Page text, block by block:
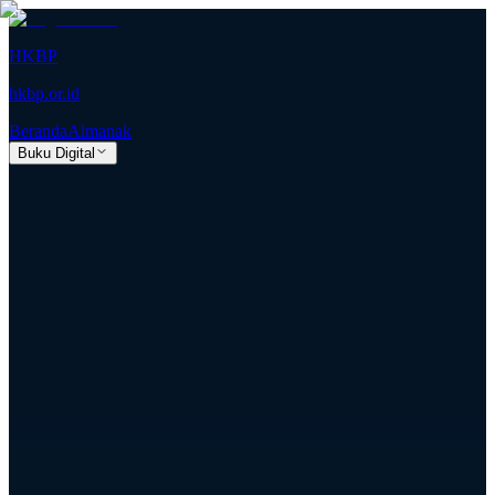
HKBP
hkbp.or.id
BerandaAlmanak
Buku Digital